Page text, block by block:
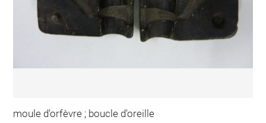
moule d'orfèvre ; boucle d'oreille